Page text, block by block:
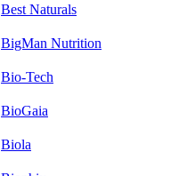
Best Naturals
BigMan Nutrition
Bio-Tech
BioGaia
Biola